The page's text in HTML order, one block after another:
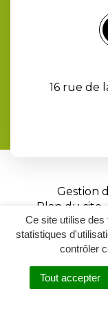
Ce site utilise des
statistiques
contrôler
Tout accepter
16 rue de
Gestion
Plan du site